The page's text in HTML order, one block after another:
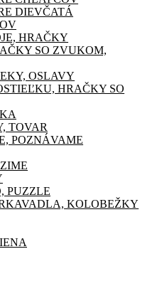
DIEVČATÁ
HRAČKY
SO ZVUKOM,
OSLAVY
HRAČKY SO
TOVAR
POZNÁVAME
PUZZLE
KOLOBEŽKY